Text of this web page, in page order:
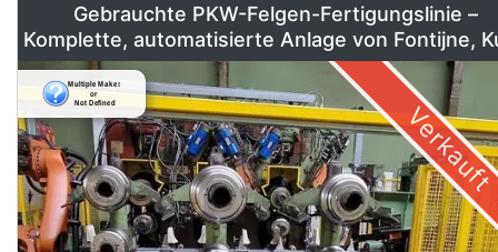
Gebrauchte PKW-Felgen-Fertigungslinie –
Komplette, automatisierte Anlage von Fontijne,
& Georg
Verkauft